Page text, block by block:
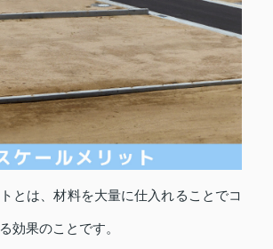
とは、材料を大量に仕入れることでコ
効果のことです。